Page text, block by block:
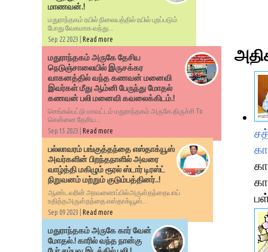
மாணவன்.!
மதுராந்தகம் ரயில் நிலையத்தில் ரயில் புறப்படும்
போது வேகமாக வந்து...
Sep 22 2023 | Read more
மதுராந்தகம் அருகே தேசிய
நெடுஞ்சாலையில் இருசக்கர
வாகனத்தில் வந்த கணவன் மனைவி
இவர்கள் மீது ஆம்னி பேருந்து மோதல்
கணவன் பலி மனைவி கவலைக்கிடம்.!
செங்கல்பட்டு மாவட்டம் மதுராந்தகம் அருகே திருச்சி To
சென்னை தேசிய...
Sep 15 2023 | Read more
பல்லாவரம் பங்குத்தந்தை எஸ்தாக்யூஸ்
அவர்களின் பிறந்தநாளில் அவரை
வாழ்த்தி மகிழும் ரூரல் ஸ்டார் டிரஸ்ட்
நிறுவனம் மற்றும் குடும்பத்தினர்..!
ஆண்டவரின் அரவணைப்பில்அருள்தந்தையாய்
உதித்தஅருள்தந்தை எஸ்தாக்யூஸ்...
Sep 09 2023 | Read more
மதுராந்தகம் அருகே கார் வேன்
மோதல்.! காரில் வந்த நான்கு